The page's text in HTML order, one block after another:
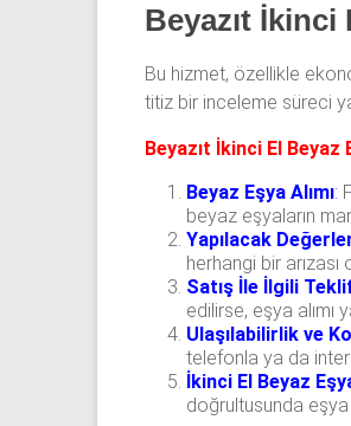
Beyazıt İkinci
Bu hizmet, özellikle
titiz bir inceleme süreci
Beyazıt İkinci El
Beyaz Eşya Alımı:
beyaz eşyaların
Yapılacak
herhangi bir arızası
Satış İle İlgili
edilirse, eşya alımı
Ulaşılabilirlik ve
telefonla ya da
İkinci El Beyaz
doğrultusunda eşya